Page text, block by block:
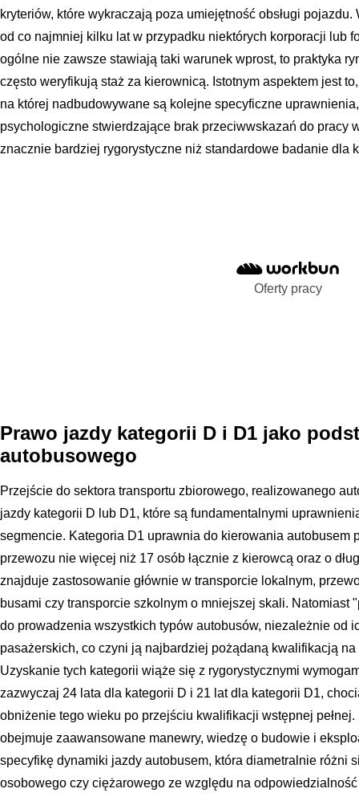
kryteriów, które wykraczają poza umiejętność obsługi
od co najmniej kilku lat w przypadku niektórych korporacji lub
ogólne nie zawsze stawiają taki warunek wprost, to praktyka
często weryfikują staż za kierownicą. Istotnym aspektem jest
na której nadbudowywane są kolejne specyficzne
psychologiczne stwierdzające brak przeciwwskazań do pracy
znacznie bardziej rygorystyczne niż standardowe badanie dla
Oferty pracy
Prawo jazdy kategorii D i D1 jako
autobusowego
Przejście do sektora transportu zbiorowego, realizowanego
jazdy kategorii D lub D1, które są fundamentalnymi
segmencie. Kategoria D1 uprawnia do kierowania autobusem
przewozu nie więcej niż 17 osób łącznie z kierowcą oraz o
znajduje zastosowanie głównie w transporcie lokalnym,
busami czy transporcie szkolnym o mniejszej skali. Natomiast
do prowadzenia wszystkich typów autobusów, niezależnie od
pasażerskich, co czyni ją najbardziej pożądaną kwalifikacją
Uzyskanie tych kategorii wiąże się z rygorystycznymi
zazwyczaj 24 lata dla kategorii D i 21 lat dla kategorii D1,
obniżenie tego wieku po przejściu kwalifikacji wstępnej
obejmuje zaawansowane manewry, wiedzę o budowie i
specyfikę dynamiki jazdy autobusem, która diametralnie różni
osobowego czy ciężarowego ze względu na